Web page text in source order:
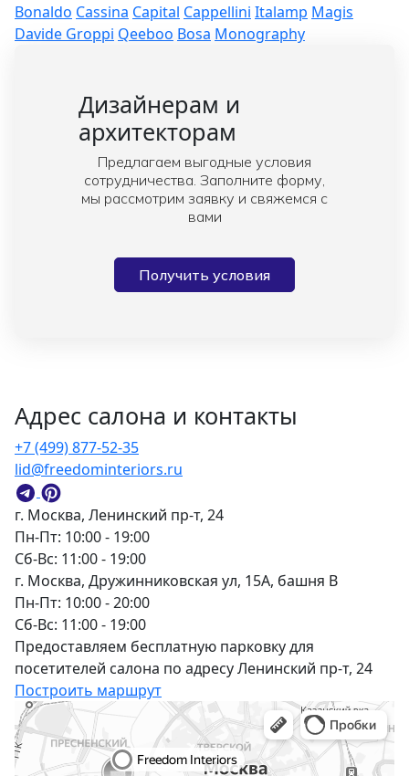
Bonaldo Cassina Capital Cappellini Italamp Magis
Davide Groppi Qeeboo Bosa Monography
Дизайнерам и
архитекторам
Предлагаем выгодные условия
сотрудничества. Заполните форму,
мы рассмотрим заявку и свяжемся с
вами
Получить условия
Адрес салона и контакты
г. Москва, Ленинский пр-т, 24
Пн-Пт: 10:00 - 19:00
Сб-Вс: 11:00 - 19:00
г. Москва, Дружинниковская ул, 15А, башня В
Пн-Пт: 10:00 - 20:00
Сб-Вс: 11:00 - 19:00
Предоставляем бесплатную парковку для
посетителей салона по адресу Ленинский пр-т, 24
Построить маршрут
+7 (499) 877-52-35
lid@freedominteriors.ru